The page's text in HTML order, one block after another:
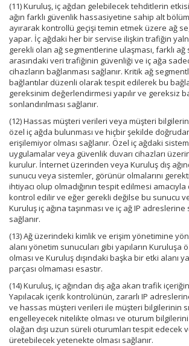
(11) Kuruluş, iç ağdan gelebilecek tehditlerin
ağın farklı güvenlik hassasiyetine sahip alt
ayırarak kontrollü geçişi temin etmek üzere ağ
yapar. İç ağdaki her bir servise ilişkin trafiğin
gerekli olan ağ segmentlerine ulaşması, farklı
arasındaki veri trafiğinin güvenliği ve iç ağa
cihazların bağlanması sağlanır. Kritik ağ
bağlantılar düzenli olarak tespit edilerek bu
gereksinim değerlendirmesi yapılır ve gereksiz
sonlandırılması sağlanır.
(12) Hassas müşteri verileri veya müşteri
özel iç ağda bulunması ve hiçbir şekilde
erişilemiyor olması sağlanır. Özel iç ağdaki
uygulamalar veya güvenlik duvarı cihazları
kurulur. İnternet üzerinden veya Kuruluş dış
sunucu veya sistemler, görünür olmalarını
ihtiyacı olup olmadığının tespit edilmesi
kontrol edilir ve eğer gerekli değilse bu sunucu
Kuruluş iç ağına taşınması ve iç ağ IP adreslerine
sağlanır.
(13) Ağ üzerindeki kimlik ve erişim yönetimine
alanı yönetim sunucuları gibi yapıların Kuruluşa
olması ve Kuruluş dışındaki başka bir etki alanı
parçası olmaması esastır.
(14) Kuruluş, iç ağından dış ağa akan trafik
Yapılacak içerik kontrolünün, zararlı IP
ve hassas müşteri verileri ile müşteri bilgilerinin
engelleyecek nitelikte olması ve oturum bilgilerini
olağan dışı uzun süreli oturumları tespit edecek
üretebilecek yetenekte olması sağlanır.